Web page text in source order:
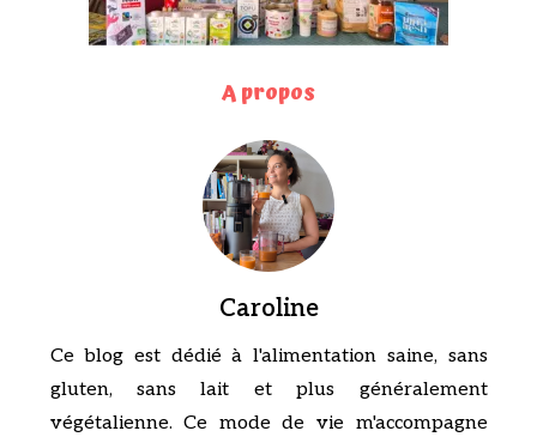
A propos
Caroline
Ce blog est dédié à l'alimentation saine, sans
gluten, sans lait et plus généralement
végétalienne. Ce mode de vie m'accompagne